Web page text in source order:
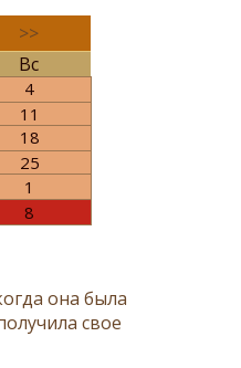
>>
Вс
4
11
18
25
1
8
она была
свое